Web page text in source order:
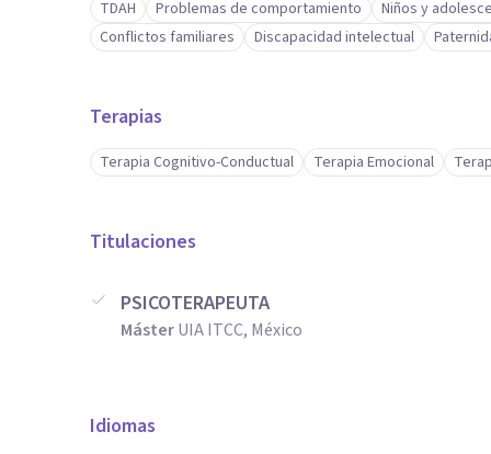
TDAH Problemas de comportamiento Niños y
Conflictos familiares
Discapacidad intelectual
Terapias
Terapia Cognitivo-Conductual Terapia Emocional
Titulaciones
PSICOTERAPEUTA
MásterUIA ITCC, México
Idiomas